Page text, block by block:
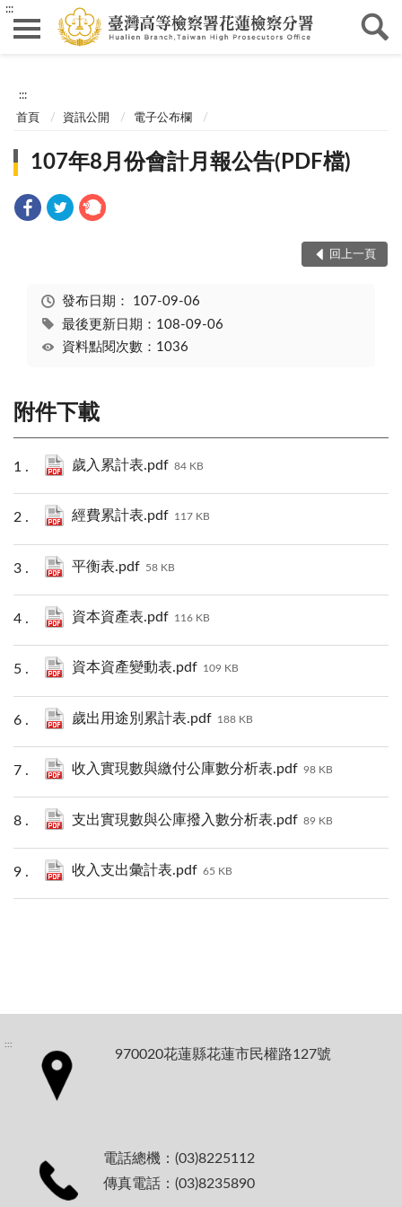
:::
:::
首頁 資訊公開 電子公布欄
107年8月份會計月報公告(PDF檔)
回上一頁
發布日期： 107-09-06
最後更新日期：108-09-06
資料點閱次數：1036
附件下載
歲入累計表.pdf 84 KB
經費累計表.pdf 117 KB
平衡表.pdf 58 KB
資本資產表.pdf 116 KB
資本資產變動表.pdf 109 KB
歲出用途別累計表.pdf 188 KB
收入實現數與繳付公庫數分析表.pdf 98 KB
支出實現數與公庫撥入數分析表.pdf 89 KB
收入支出彙計表.pdf 65 KB
:::
970020花蓮縣花蓮市民權路127號
電話總機：(03)8225112
傳真電話：(03)8235890